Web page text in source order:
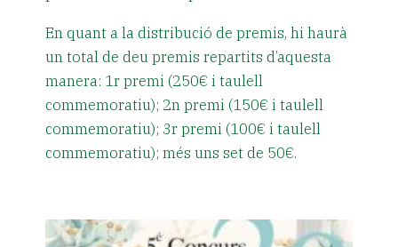
En quant a la distribució de premis, hi haurà
un total de deu premis repartits d’aquesta
manera: 1r premi (250€ i taulell
commemoratiu); 2n premi (150€ i taulell
commemoratiu); 3r premi (100€ i taulell
commemoratiu); més uns set de 50€.